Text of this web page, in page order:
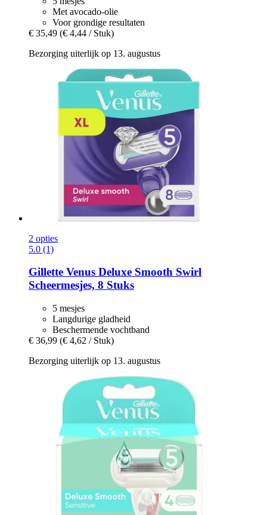
Met avocado-olie
Voor grondige resultaten
€ 35,49 (€ 4,44 / Stuk)
Bezorging uiterlijk op 13. augustus
2 opties
5.0 (1)
Gillette Venus Deluxe Smooth Swirl
Scheermesjes, 8 Stuks
5 mesjes
Langdurige gladheid
Beschermende vochtband
€ 36,99 (€ 4,62 / Stuk)
Bezorging uiterlijk op 13. augustus